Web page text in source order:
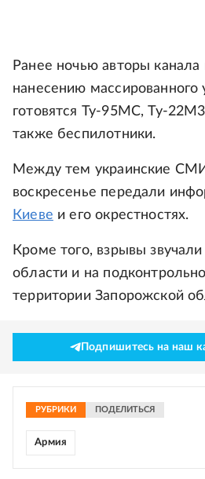
Ранее ночью авторы канала
нанесению массированного
готовятся Ту-95МС, Ту-
также беспилотники.
Между тем украинские
воскресенье передали
Киеве и его окрестностях.
Кроме того, взрывы
области и на
территории Запорожской
Подпишитесь на наш
РУБРИКИ ПОДЕЛИТЬСЯ
Армия